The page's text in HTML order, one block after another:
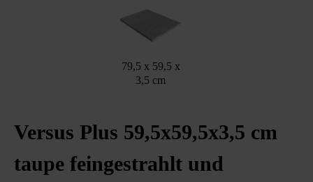
79,5 x 59,5 x
3,5 cm
Versus Plus 59,5x59,5x3,5 cm
taupe feingestrahlt und